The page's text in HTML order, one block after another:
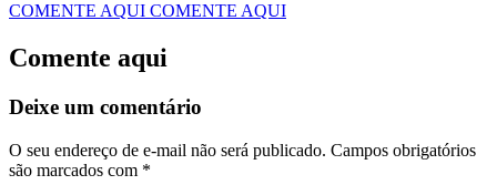
COMENTE AQUI COMENTE AQUI
Comente aqui
Deixe um comentário
O seu endereço de e-mail não será publicado. Campos obrigatórios
são marcados com *